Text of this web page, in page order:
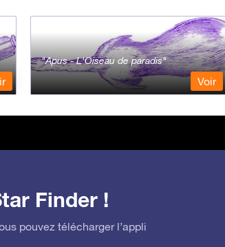
Apus - L'Oiseau de paradis
Voir
Finder !
pouvez télécharger l’appli